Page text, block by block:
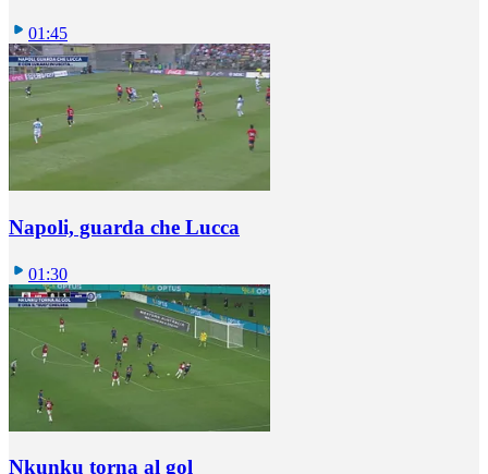
01:45
Napoli, guarda che Lucca
01:30
Nkunku torna al gol